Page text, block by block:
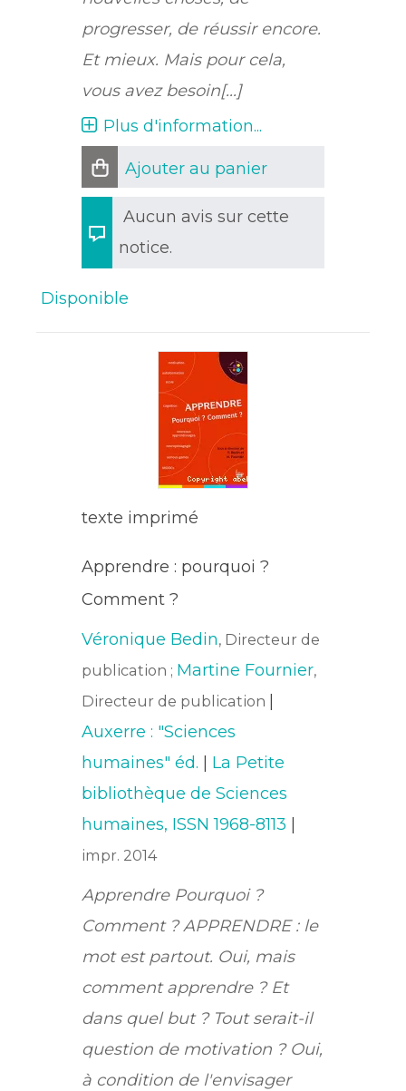
progresser, de réussir encore.
Et mieux. Mais pour cela,
vous avez besoin[...]
Plus d'information...
Ajouter au panier
Aucun avis sur cette
notice.
Disponible
texte imprimé
Apprendre : pourquoi ?
Comment ?
Véronique Bedin, Directeur de
publication ; Martine Fournier,
Directeur de publication
Auxerre : "Sciences
humaines" éd.
La Petite
bibliothèque de Sciences
humaines, ISSN 1968-8113
impr. 2014
Apprendre Pourquoi ?
Comment ? APPRENDRE : le
mot est partout. Oui, mais
comment apprendre ? Et
dans quel but ? Tout serait-il
question de motivation ? Oui,
à condition de l'envisager